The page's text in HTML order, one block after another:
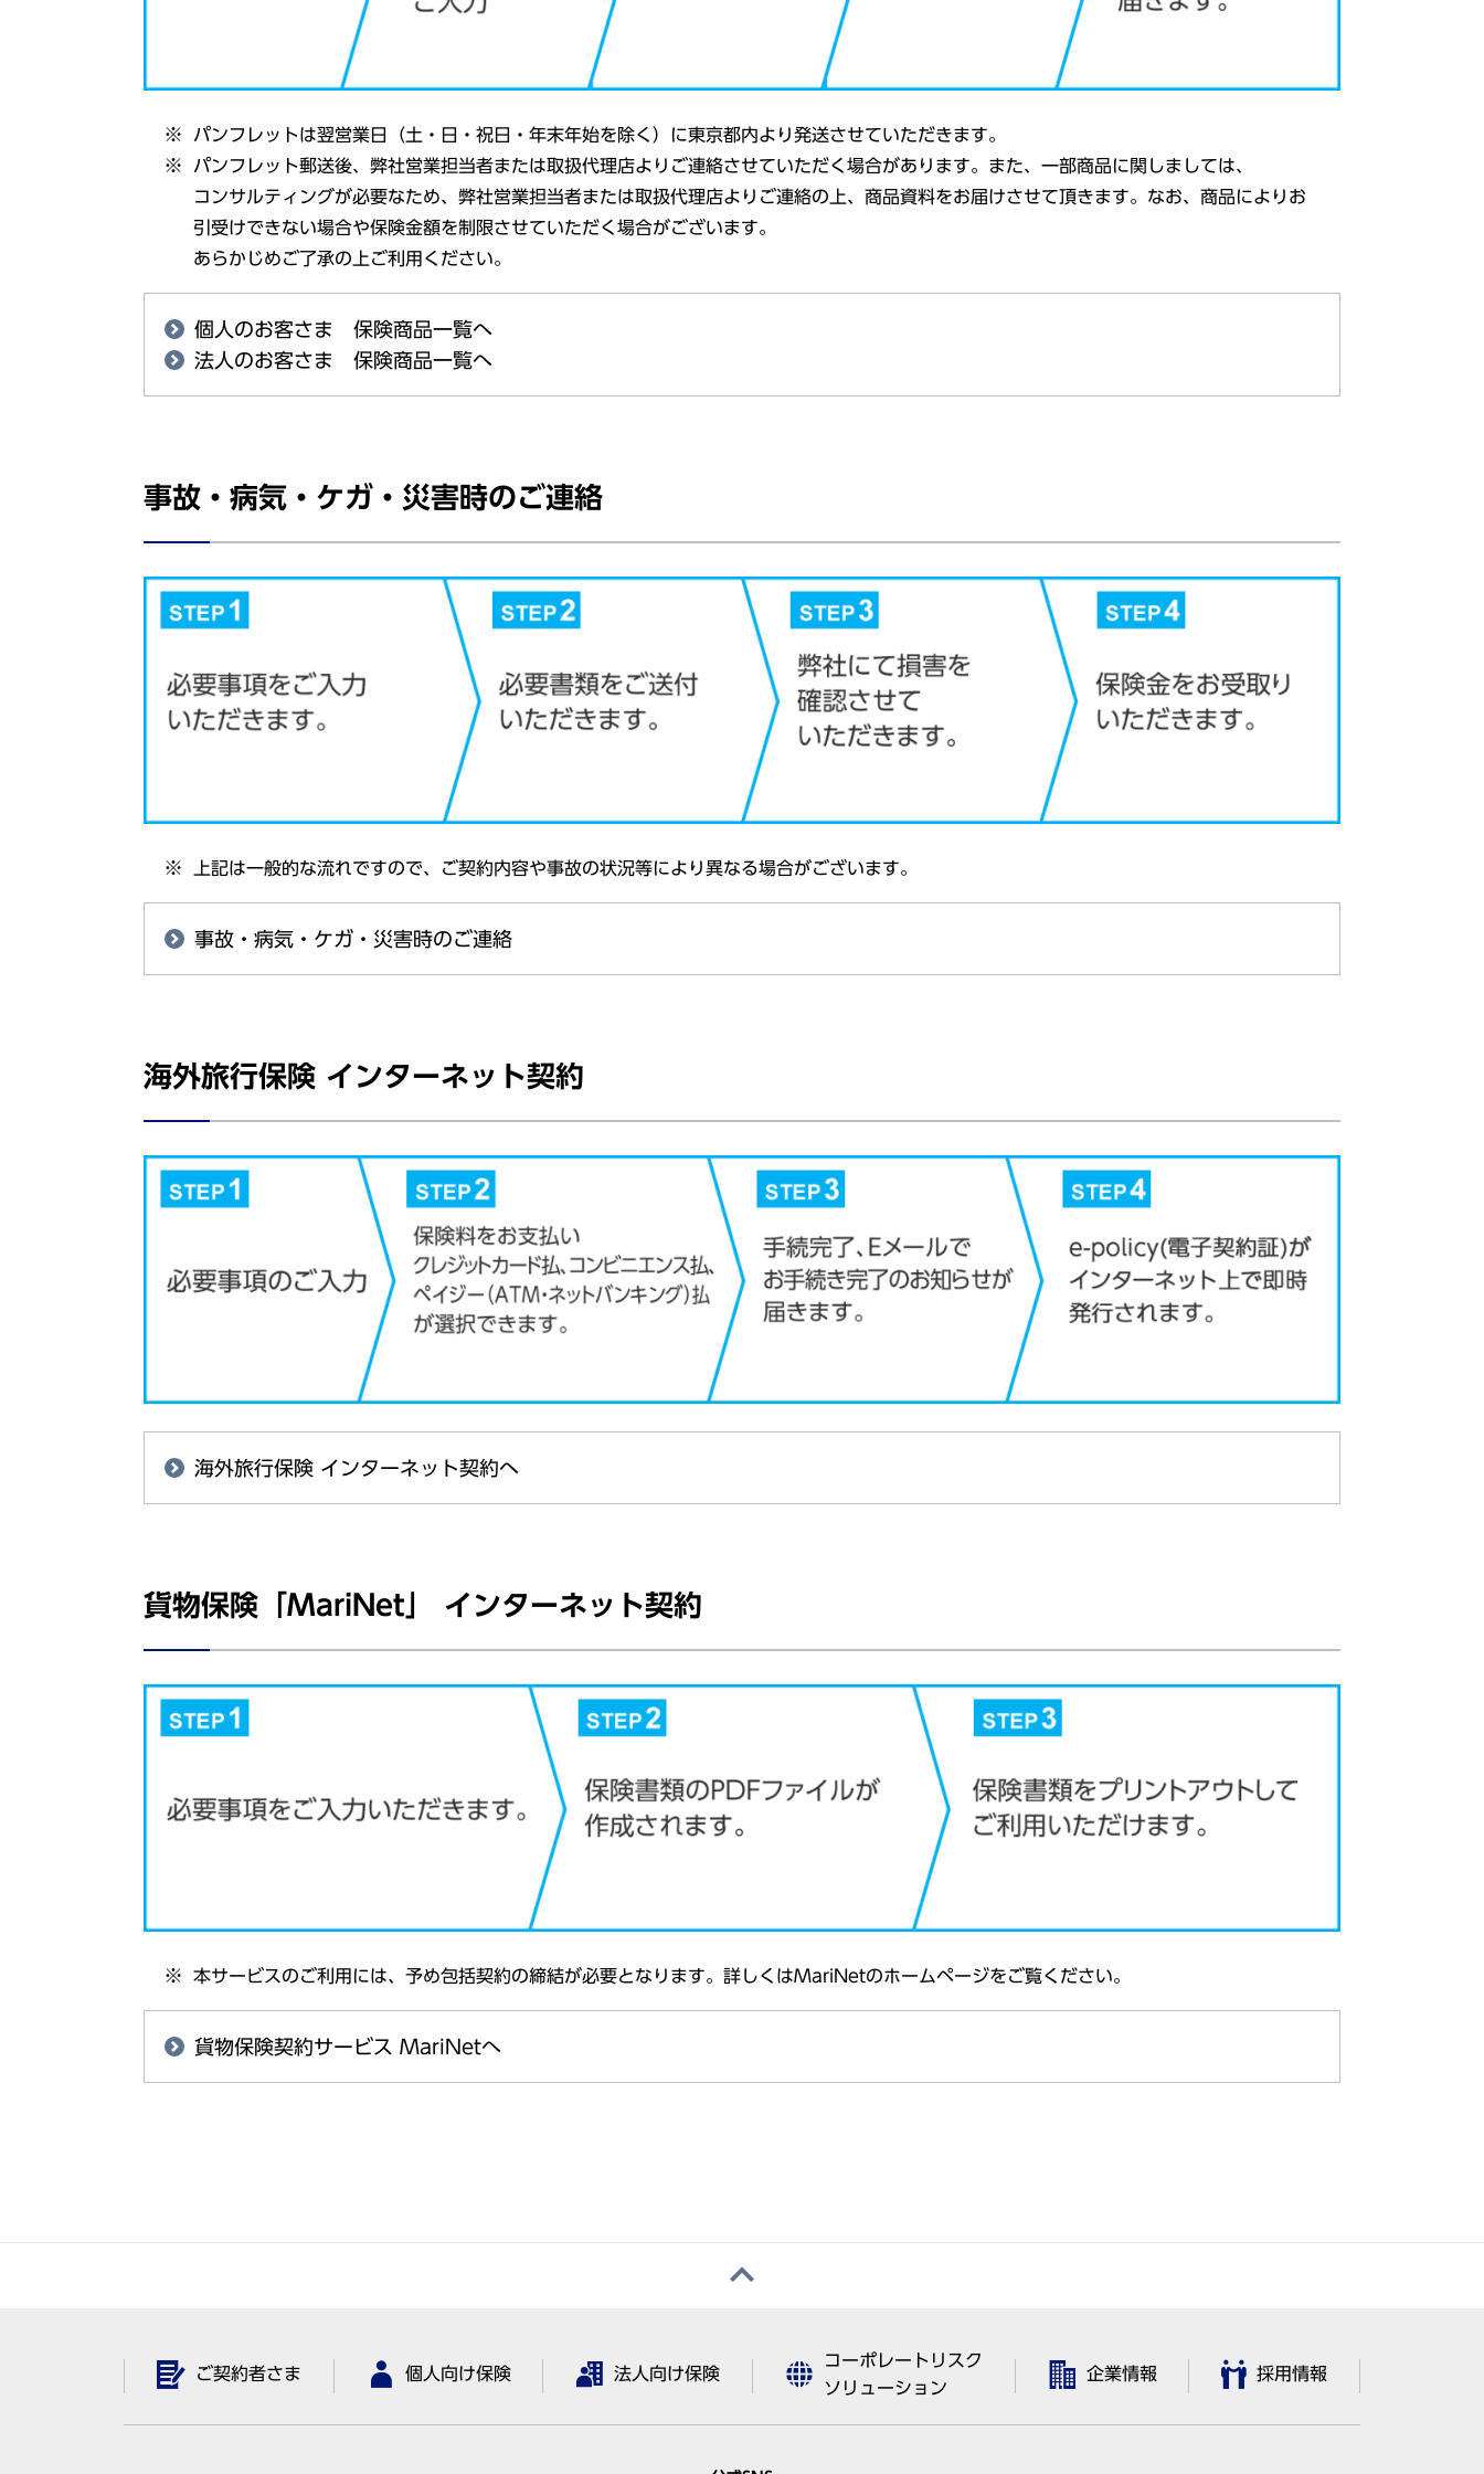
パンフレットは翌営業日 （土・日・ 祝日 ・ 年末年始を除く）に東京都内より発送させていただきます。
パンフレット郵送後、 弊社営業担当者または 取扱代理店よりご連絡させていただく 場合があります。また、 一部商品に関しましては、
コンサルティングが必要なため、 弊社営業担当者または 取扱代理店よりご連絡の上、 商品資料をお届けさせて頂きます。なお、 商品によりお
引受けできない場合や保険金額を制限させていただく 場合がございます。
あらかじめご了承の上ご利用 ください。
個人のお客さま 保険商品一覧へ
法人のお客さま 保険商品一覧へ
事故・病気・ケガ・災害時のご連絡
上記は一般的な流れですので、ご契約内容や事故の状況等により異なる場合がございます。
事故・病気・ケガ・災害時のご連絡
海外旅行保険 インターネット契約
海外旅行保険 インターネット契約へ
貨物保険「MariNet」 インターネット契約
本サービス のご利用 には、予め包括契約の締結が必要となります。詳しくはMariNetのホームページをご覧ください。
貨物保険契約サービス MariNetへ
ご契約者さま 個人向け保険 法人向け保険
コーポレートリスク
ソリューション
企業情報 採用情報